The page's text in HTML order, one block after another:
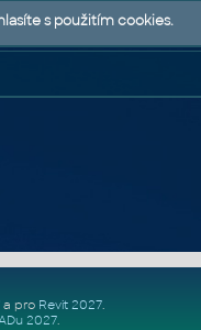
a pro Revit 2027.
2027.
s použitím cookies.